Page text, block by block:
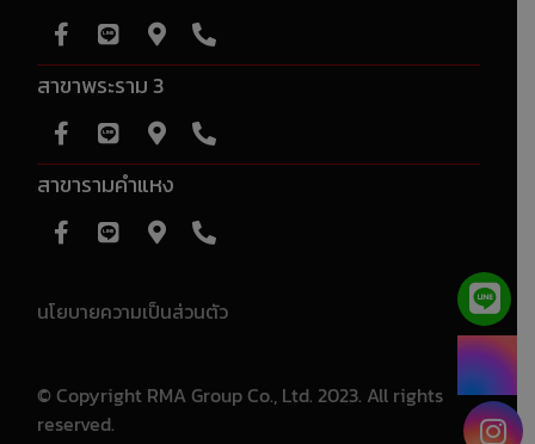
สาขาพระราม 3
สาขารามคำแหง
นโยบายความเป็นส่วนตัว
© Copyright RMA Group Co., Ltd. 2023. All rights
reserved.